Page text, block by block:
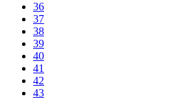
36
37
38
39
40
41
42
43